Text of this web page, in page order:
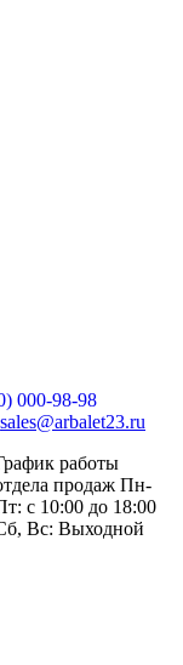
000-98-98
sales@arbalet23.ru
работы
продаж Пн-
с 10:00 до 18:00
Вс: Выходной